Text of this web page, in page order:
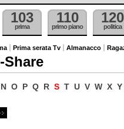
103
prima
110
primo piano
120
politica
Prima serata Tv Almanacco
N O P Q R S T U V W X Y